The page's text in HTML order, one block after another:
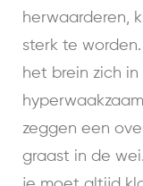
herwaarderen,
sterk te
het brein zich
zeggen een
graast in de